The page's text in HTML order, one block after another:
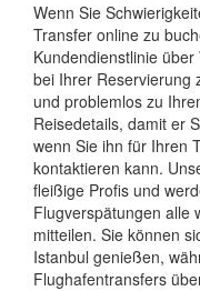
Wenn Sie
Transfer online zu
Kundendienstlinie
bei Ihrer Reservierung
und problemlos zu
Reisedetails, damit er
wenn Sie ihn für Ihren
kontaktieren kann.
fleißige Profis und
Flugverspätungen alle
mitteilen. Sie können
Istanbul genießen,
Flughafentransfers